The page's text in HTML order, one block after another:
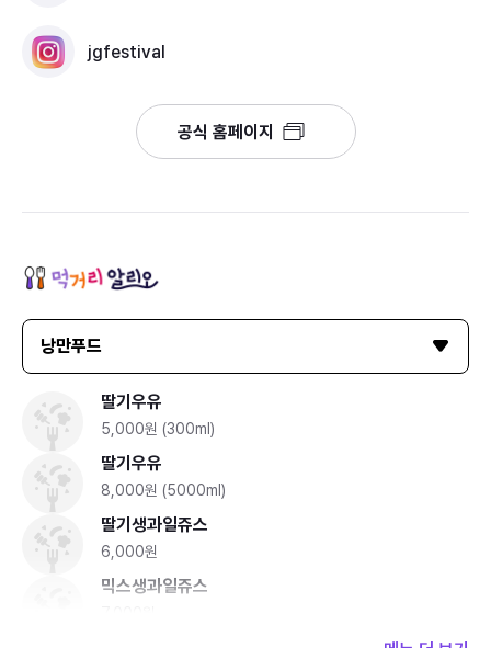
진해군항제에서 알려진 벚꽃명소로 내수면 생태공원, 여
제황산 모노레일을 타고 진해탑 옥상에서 시가지를 내려
다 보면 동서로 길게 뻗은 지형에 위로는 병풍같은 산과
건물들과 36만그루 벚꽃들이 함께 어우러져 아담하고
진해구는 시가지 중심에 3개의 로터리가 있는데 중원,
북원, 남원로터리가 크게 자리잡고 각 로터리를 기점으
로 도로가 여덟 개로 퍼져 있다. 중원로터리에 각 골목마
다 근대문화 유적이 산재되어 있는데 진해우체국, 선학
곰탕집, 흑백다방, 영해루, 뽀족집 등 100년 전의 건물
들이 즐비해 있다. 중원로터리 8거리 골목의 시간여행을
하고 가야할 곳은 군항마을역사관으로, 이곳에는 1902
jgfestival
공식 홈페이지
낭만푸드
딸기우유
5,000원 (300ml)
딸기우유
8,000원 (5000ml)
딸기생과일쥬스
6,000원
믹스생과일쥬스